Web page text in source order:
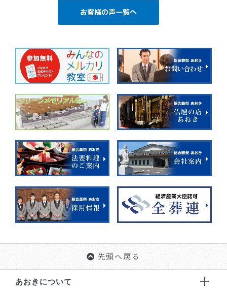
お客様の声一覧へ
先頭へ戻る
あおきについて